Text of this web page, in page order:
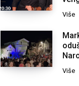
Više
Više